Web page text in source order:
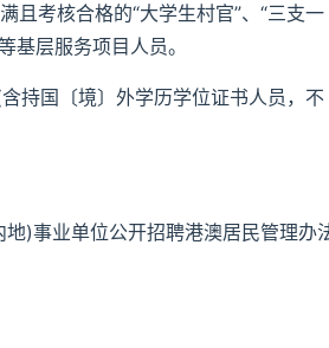
且考核合格的“大学生村官”、“三支一
基层服务项目人员。
持国〔境〕外学历学位证书人员，不
)事业单位公开招聘港澳居民管理办